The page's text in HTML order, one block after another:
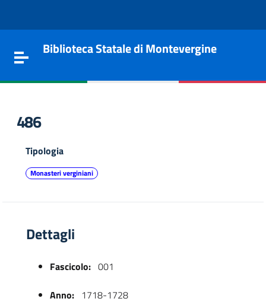
Toggle navigation
Biblioteca Statale di Montevergine
486
Tipologia
Monasteri verginiani
Dettagli
Fascicolo: 001
Anno: 1718-1728